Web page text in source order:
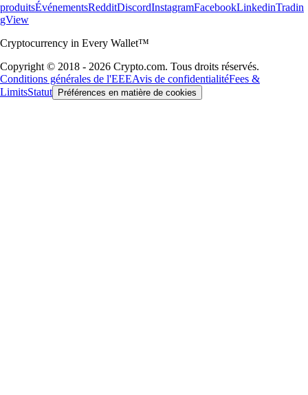
produitsÉvénementsRedditDiscordInstagramFacebookLinkedinTradin
gView
Cryptocurrency in Every Wallet™
Copyright © 2018 - 2026 Crypto.com. Tous droits réservés.
Conditions générales de l'EEEAvis de confidentialitéFees &
LimitsStatut Préférences en matière de cookies